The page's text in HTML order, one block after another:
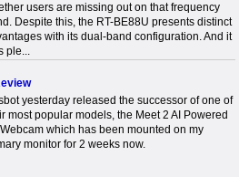
users are missing out on that frequency
Despite this, the RT-BE88U presents distinct
with its dual-band configuration. And it
ple...
yesterday released the successor of one of
most popular models, the Meet 2 AI Powered
which has been mounted on my
monitor for 2 weeks now.